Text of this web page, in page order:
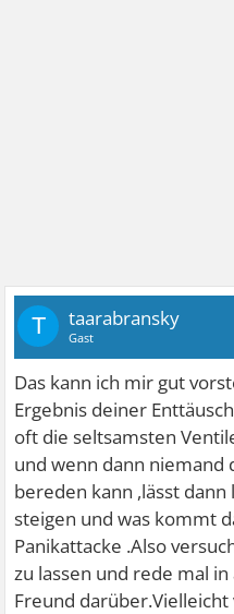
T taarabransky
Gast
Das kann ich mir gut
Ergebnis deiner
oft die seltsamsten
und wenn dann niemand
bereden kann ,lässt
steigen und was kommt
Panikattacke .Also
zu lassen und rede mal
Freund